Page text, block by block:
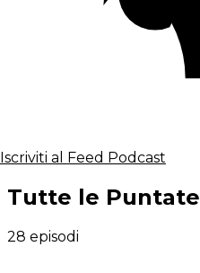
Iscriviti al Feed Podcast
Tutte le Puntate
28 episodi